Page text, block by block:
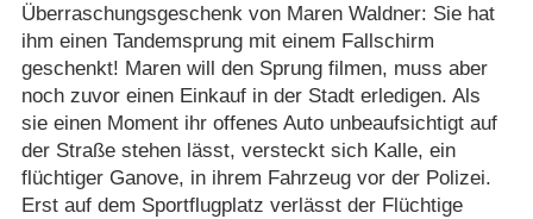
Überraschungsgeschenk von Maren Waldner: Sie hat
ihm einen Tandemsprung mit einem Fallschirm
geschenkt! Maren will den Sprung filmen, muss aber
noch zuvor einen Einkauf in der Stadt erledigen. Als
sie einen Moment ihr offenes Auto unbeaufsichtigt auf
der Straße stehen lässt, versteckt sich Kalle, ein
flüchtiger Ganove, in ihrem Fahrzeug vor der Polizei.
Erst auf dem Sportflugplatz verlässt der Flüchtige